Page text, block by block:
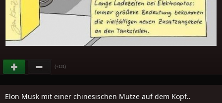
(+121)
Elon Musk mit einer chinesischen Mütze auf dem Kopf..